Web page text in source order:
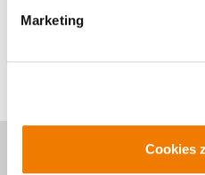
Marketing
Cookies